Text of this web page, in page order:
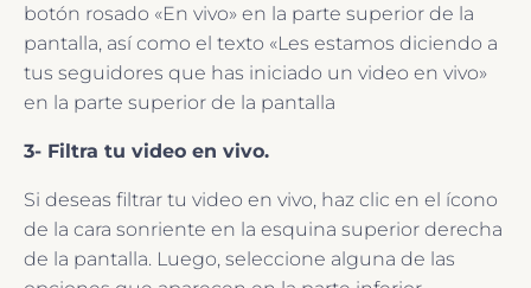
botón rosado «En vivo» en la parte superior de la
pantalla, así como el texto «Les estamos diciendo a
tus seguidores que has iniciado un video en vivo»
en la parte superior de la pantalla
3- Filtra tu video en vivo.
Si deseas filtrar tu video en vivo, haz clic en el ícono
de la cara sonriente en la esquina superior derecha
de la pantalla. Luego, seleccione alguna de las